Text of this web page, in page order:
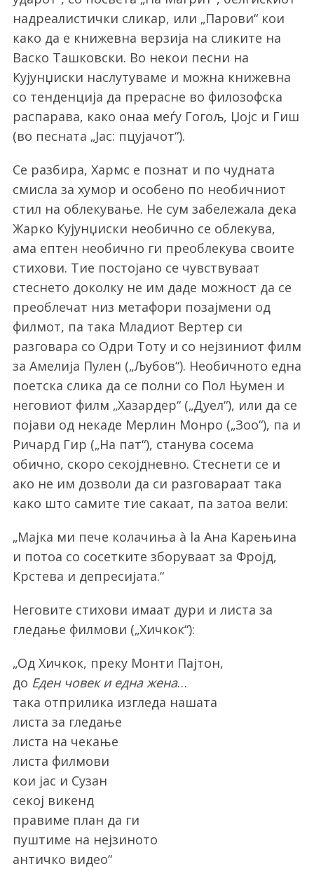
надреалистички сликар, или „Парови“ кои
како да е книжевна верзија на сликите на
Васко Ташковски. Во некои песни на
Кујунџиски наслутуваме и можна книжевна
со тенденција да прерасне во филозофска
распарава, како онаа меѓу Гогољ, Џојс и Гиш
(во песната „Јас: пцујачот“).
Се разбира, Хармс е познат и по чудната
смисла за хумор и особено по необичниот
стил на облекување. Не сум забележала дека
Жарко Кујунџиски необично се облекува,
ама ептен необично ги преоблекува своите
стихови. Тие постојано се чувствуваат
стеснето доколку не им даде можност да се
преоблечат низ метафори позајмени од
филмот, па така Младиот Вертер си
разговара со Одри Тоту и со нејзиниот филм
за Амелија Пулен („Љубов“). Необичното една
поетска слика да се полни со Пол Њумен и
неговиот филм „Хазардер“ („Дуел“), или да се
појави од некаде Мерлин Монро („Зоо“), па и
Ричард Гир („На пат“), станува сосема
обично, скоро секојдневно. Стеснети се и
ако не им дозволи да си разговараат така
како што самите тие сакаат, па затоа вели:
„Мајка ми пече колачиња à la Ана Карењина
и потоа со сосетките зборуваат за Фројд,
Крстева и депресијата.“
Неговите стихови имаат дури и листа за
гледање филмови („Хичкок“):
„Од Хичкок, преку Монти Пајтон,
до Еден човек и една жена…
така отприлика изгледа нашата
листа за гледање
листа на чекање
листа филмови
кои јас и Сузан
секој викенд
правиме план да ги
пуштиме на нејзиното
античко видео“